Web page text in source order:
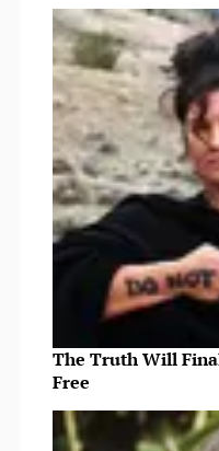
The Truth Will
Free